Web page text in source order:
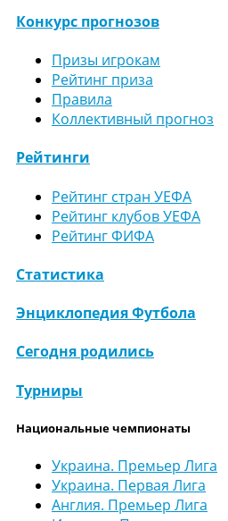
Конкурс прогнозов
Призы игрокам
Рейтинг приза
Правила
Коллективный прогноз
Рейтинги
Рейтинг стран УЕФА
Рейтинг клубов УЕФА
Рейтинг ФИФА
Статистика
Энциклопедия Футбола
Сегодня родились
Турниры
Национальные чемпионаты
Украина. Премьер Лига
Украина. Первая Лига
Англия. Премьер Лига